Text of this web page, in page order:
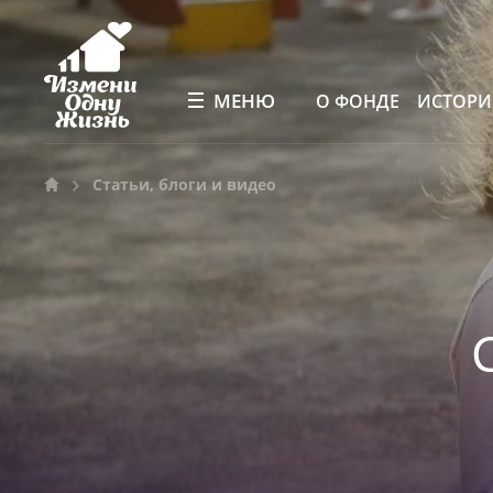
МЕНЮ О ФОНДЕ
Статьи, блоги и видео